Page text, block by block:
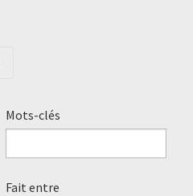
Mots-clés
Fait entre